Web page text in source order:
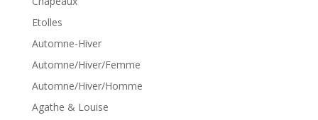
Etolles
Automne-Hiver
Automne/Hiver/Femme
Automne/Hiver/Homme
Agathe & Louise